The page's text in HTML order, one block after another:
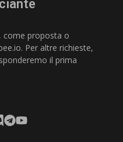
come proposta o
. Per altre richieste,
il prima